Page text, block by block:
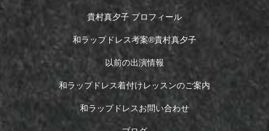
貴村真夕子 プロフィール
和ラップドレス考案®︎貴村真夕子
以前の出演情報
和ラップドレス着付けレッスンのご案内
和ラップドレスお問い合わせ